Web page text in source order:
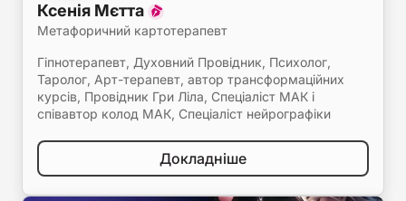
Ксенія Мєтта
Метафоричний картотерапевт
Гіпнотерапевт, Духовний Провідник, Психолог,
Таролог, Арт-терапевт, автор трансформаційних
курсів, Провідник Гри Ліла, Спеціаліст МАК і
співавтор колод МАК, Спеціаліст нейрографіки
Докладніше